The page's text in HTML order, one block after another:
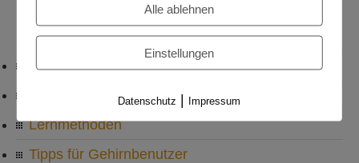
KATEGORIEN
Neues aus Akademie und Lernwerkstatt
Mit Mindmaps besser lernen
Lernmethoden
Tipps für Gehirnbenutzer
Alle ablehnen
Einstellungen
Datenschutz | Impressum